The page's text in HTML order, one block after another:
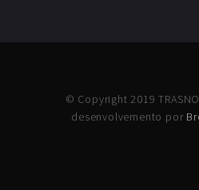
© Copyright 2019
desenvolvemento por